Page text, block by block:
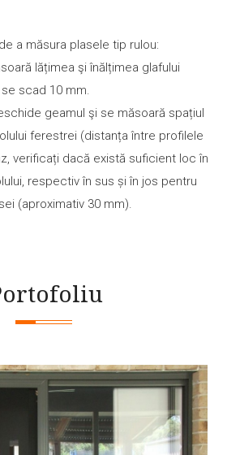
a măsura plasele tip rulou:
lățimea şi înălțimea glafului
scad 10 mm.
geamul şi se măsoară spațiul
ferestrei (distanța între profilele
verificați dacă există suficient loc în
respectiv în sus și în jos pentru
(aproximativ 30 mm).